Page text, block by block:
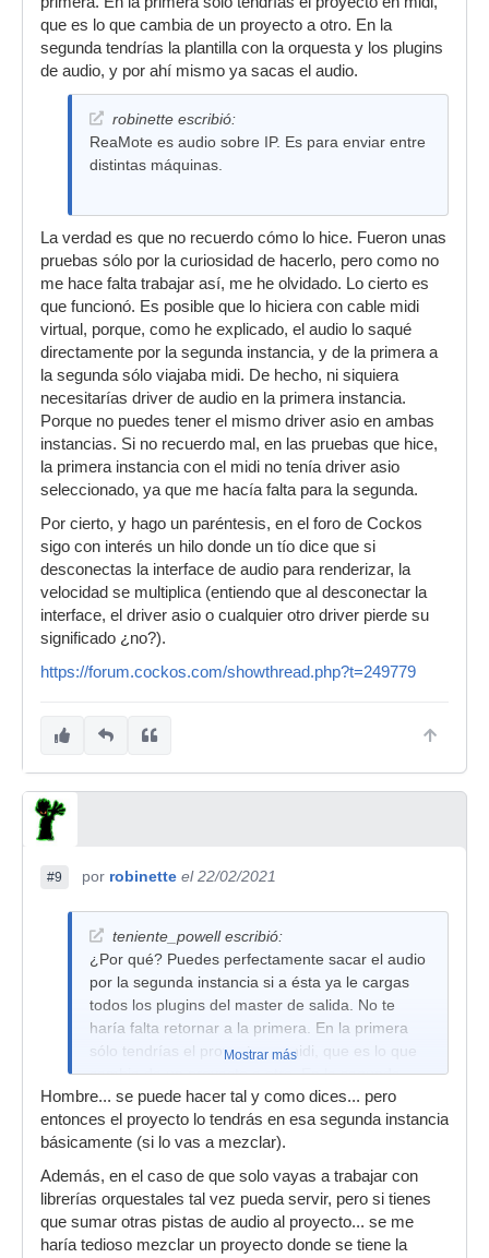
que es lo que cambia de un proyecto a otro. En la
segunda tendrías la plantilla con la orquesta y los plugins
de audio, y por ahí mismo ya sacas el audio.
robinette escribió:
ReaMote es audio sobre IP. Es para enviar entre
distintas máquinas.
La verdad es que no recuerdo cómo lo hice. Fueron unas
pruebas sólo por la curiosidad de hacerlo, pero como no
me hace falta trabajar así, me he olvidado. Lo cierto es
que funcionó. Es posible que lo hiciera con cable midi
virtual, porque, como he explicado, el audio lo saqué
directamente por la segunda instancia, y de la primera a
la segunda sólo viajaba midi. De hecho, ni siquiera
necesitarías driver de audio en la primera instancia.
Porque no puedes tener el mismo driver asio en ambas
instancias. Si no recuerdo mal, en las pruebas que hice,
la primera instancia con el midi no tenía driver asio
seleccionado, ya que me hacía falta para la segunda.
Por cierto, y hago un paréntesis, en el foro de Cockos
sigo con interés un hilo donde un tío dice que si
desconectas la interface de audio para renderizar, la
velocidad se multiplica (entiendo que al desconectar la
interface, el driver asio o cualquier otro driver pierde su
significado ¿no?).
https://forum.cockos.com/showthread.php?t=249779
#9 por robinette el 22/02/2021
teniente_powell escribió:
¿Por qué? Puedes perfectamente sacar el audio
por la segunda instancia si a ésta ya le cargas
todos los plugins del master de salida. No te
haría falta retornar a la primera. En la primera
sólo tendrías el proyecto en midi, que es lo que
cambia de un proyecto a otro. En la segunda
tendrías la plantilla con la orquesta y los plugins
de audio, y por ahí mismo ya sacas el audio.
Mostrar más
Hombre... se puede hacer tal y como dices... pero
entonces el proyecto lo tendrás en esa segunda instancia
básicamente (si lo vas a mezclar).
Además, en el caso de que solo vayas a trabajar con
librerías orquestales tal vez pueda servir, pero si tienes
que sumar otras pistas de audio al proyecto... se me
haría tedioso mezclar un proyecto donde se tiene la